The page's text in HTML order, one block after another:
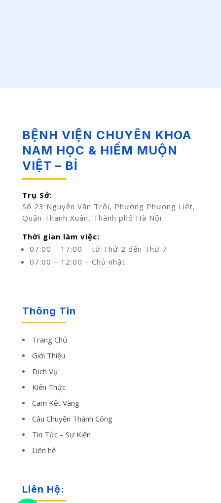
BỆNH VIỆN CHUYÊN KHOA
NAM HỌC & HIẾM MUỘN
VIỆT – BỈ
Trụ Sở:
Số 23 Nguyễn Văn Trỗi, Phường Phương Liệt,
Quận Thanh Xuân, Thành phố Hà Nội
Thời gian làm việc:
07:00 – 17:00 – từ Thứ 2 đến Thứ 7
07:00 – 12:00 – Chủ nhật
Thông Tin
Trang Chủ
Giới Thiệu
Dịch Vụ
Kiến Thức
Cam Kết Vàng
Câu Chuyện Thành Công
Tin Tức – Sự Kiện
Liên hệ
Liên Hệ: